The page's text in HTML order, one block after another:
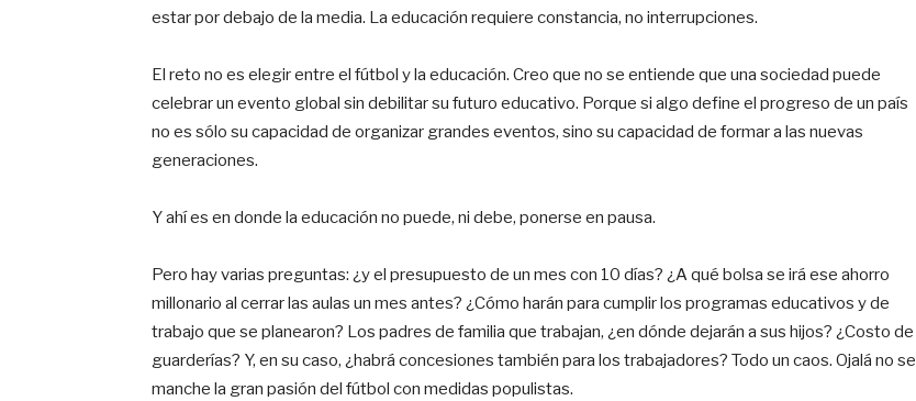
estar por debajo de la media. La educación requiere constancia, no interrupciones.
El reto no es elegir entre el fútbol y la educación. Creo que no se entiende que una sociedad puede
celebrar un evento global sin debilitar su futuro educativo. Porque si algo define el progreso de un país
no es sólo su capacidad de organizar grandes eventos, sino su capacidad de formar a las nuevas
generaciones.
Y ahí es en donde la educación no puede, ni debe, ponerse en pausa.
Pero hay varias preguntas: ¿y el presupuesto de un mes con 10 días? ¿A qué bolsa se irá ese ahorro
millonario al cerrar las aulas un mes antes? ¿Cómo harán para cumplir los programas educativos y de
trabajo que se planearon? Los padres de familia que trabajan, ¿en dónde dejarán a sus hijos? ¿Costo de
guarderías? Y, en su caso, ¿habrá concesiones también para los trabajadores? Todo un caos. Ojalá no se
manche la gran pasión del fútbol con medidas populistas.